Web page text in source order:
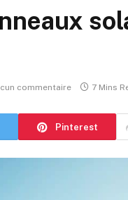
commentaire 7 Mins
Pinterest